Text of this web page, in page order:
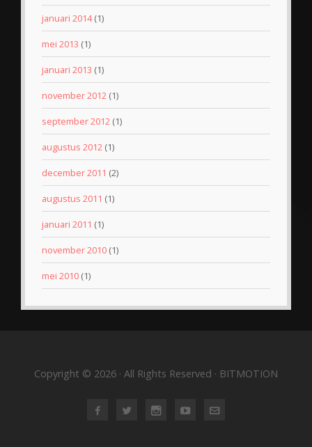
januari 2014(1)
mei 2013 (1)
januari 2013 (1)
november 2012 (1)
september 2012 (1)
augustus 2012 (1)
december 2011 (2)
augustus 2011 (1)
januari 2011 (1)
november 2010 (1)
mei 2010 (1)
Copyright © 2026 · All Rights Reserved · BITMOTION